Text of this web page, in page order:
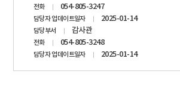
전화 054-805-3247
담당자 업데이트일자 2025-01-14
담당부서 감사관
전화 054-805-3248
담당자 업데이트일자 2025-01-14